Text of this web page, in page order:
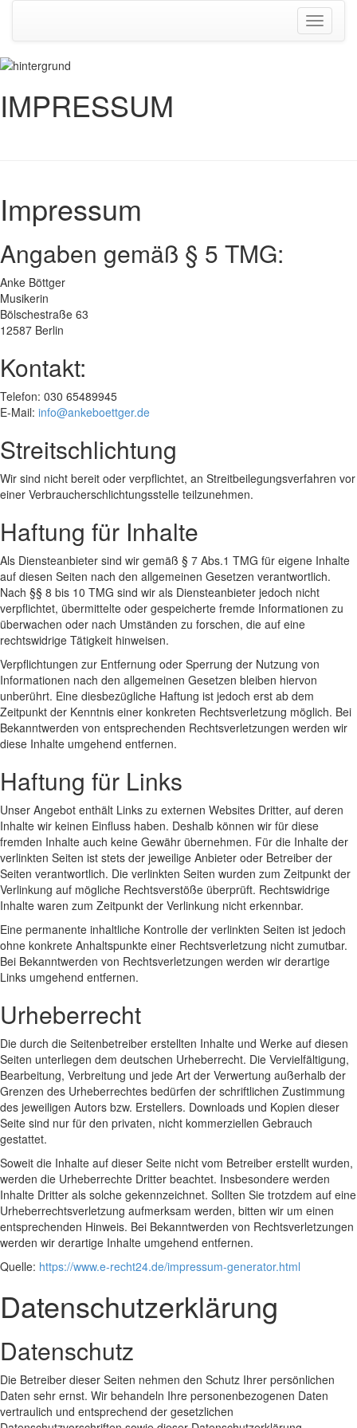
Toggle
IMPRESSUM
Impressum
Angaben gemäß § 5 TMG:
Anke Böttger
Musikerin
Bölschestraße 63
12587 Berlin
Kontakt:
Telefon: 030 65489945
E-Mail: info@ankeboettger.de
Streitschlichtung
Wir sind nicht bereit oder verpflichtet, an Streitbeilegungsverfahren vor
einer Verbraucherschlichtungsstelle teilzunehmen.
Haftung für Inhalte
Als Diensteanbieter sind wir gemäß § 7 Abs.1 TMG für eigene Inhalte
auf diesen Seiten nach den allgemeinen Gesetzen verantwortlich.
Nach §§ 8 bis 10 TMG sind wir als Diensteanbieter jedoch nicht
verpflichtet, übermittelte oder gespeicherte fremde Informationen zu
überwachen oder nach Umständen zu forschen, die auf eine
rechtswidrige Tätigkeit hinweisen.
Verpflichtungen zur Entfernung oder Sperrung der Nutzung von
Informationen nach den allgemeinen Gesetzen bleiben hiervon
unberührt. Eine diesbezügliche Haftung ist jedoch erst ab dem
Zeitpunkt der Kenntnis einer konkreten Rechtsverletzung möglich. Bei
Bekanntwerden von entsprechenden Rechtsverletzungen werden wir
diese Inhalte umgehend entfernen.
Haftung für Links
Unser Angebot enthält Links zu externen Websites Dritter, auf deren
Inhalte wir keinen Einfluss haben. Deshalb können wir für diese
fremden Inhalte auch keine Gewähr übernehmen. Für die Inhalte der
verlinkten Seiten ist stets der jeweilige Anbieter oder Betreiber der
Seiten verantwortlich. Die verlinkten Seiten wurden zum Zeitpunkt der
Verlinkung auf mögliche Rechtsverstöße überprüft. Rechtswidrige
Inhalte waren zum Zeitpunkt der Verlinkung nicht erkennbar.
Eine permanente inhaltliche Kontrolle der verlinkten Seiten ist jedoch
ohne konkrete Anhaltspunkte einer Rechtsverletzung nicht zumutbar.
Bei Bekanntwerden von Rechtsverletzungen werden wir derartige
Links umgehend entfernen.
Urheberrecht
Die durch die Seitenbetreiber erstellten Inhalte und Werke auf diesen
Seiten unterliegen dem deutschen Urheberrecht. Die Vervielfältigung,
Bearbeitung, Verbreitung und jede Art der Verwertung außerhalb der
Grenzen des Urheberrechtes bedürfen der schriftlichen Zustimmung
des jeweiligen Autors bzw. Erstellers. Downloads und Kopien dieser
Seite sind nur für den privaten, nicht kommerziellen Gebrauch
gestattet.
Soweit die Inhalte auf dieser Seite nicht vom Betreiber erstellt wurden,
werden die Urheberrechte Dritter beachtet. Insbesondere werden
Inhalte Dritter als solche gekennzeichnet. Sollten Sie trotzdem auf eine
Urheberrechtsverletzung aufmerksam werden, bitten wir um einen
entsprechenden Hinweis. Bei Bekanntwerden von Rechtsverletzungen
werden wir derartige Inhalte umgehend entfernen.
Quelle: https://www.e-recht24.de/impressum-generator.html
Datenschutzerklärung
Datenschutz
Die Betreiber dieser Seiten nehmen den Schutz Ihrer persönlichen
Daten sehr ernst. Wir behandeln Ihre personenbezogenen Daten
vertraulich und entsprechend der gesetzlichen